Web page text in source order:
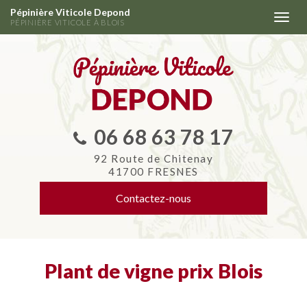
Aller
au
Pépinière Viticole Depond
PÉPINIÈRE VITICOLE À BLOIS
06 68 63 78 17
92 Route de Chitenay
41700 FRESNES
Contactez-nous
Plant de vigne prix Blois